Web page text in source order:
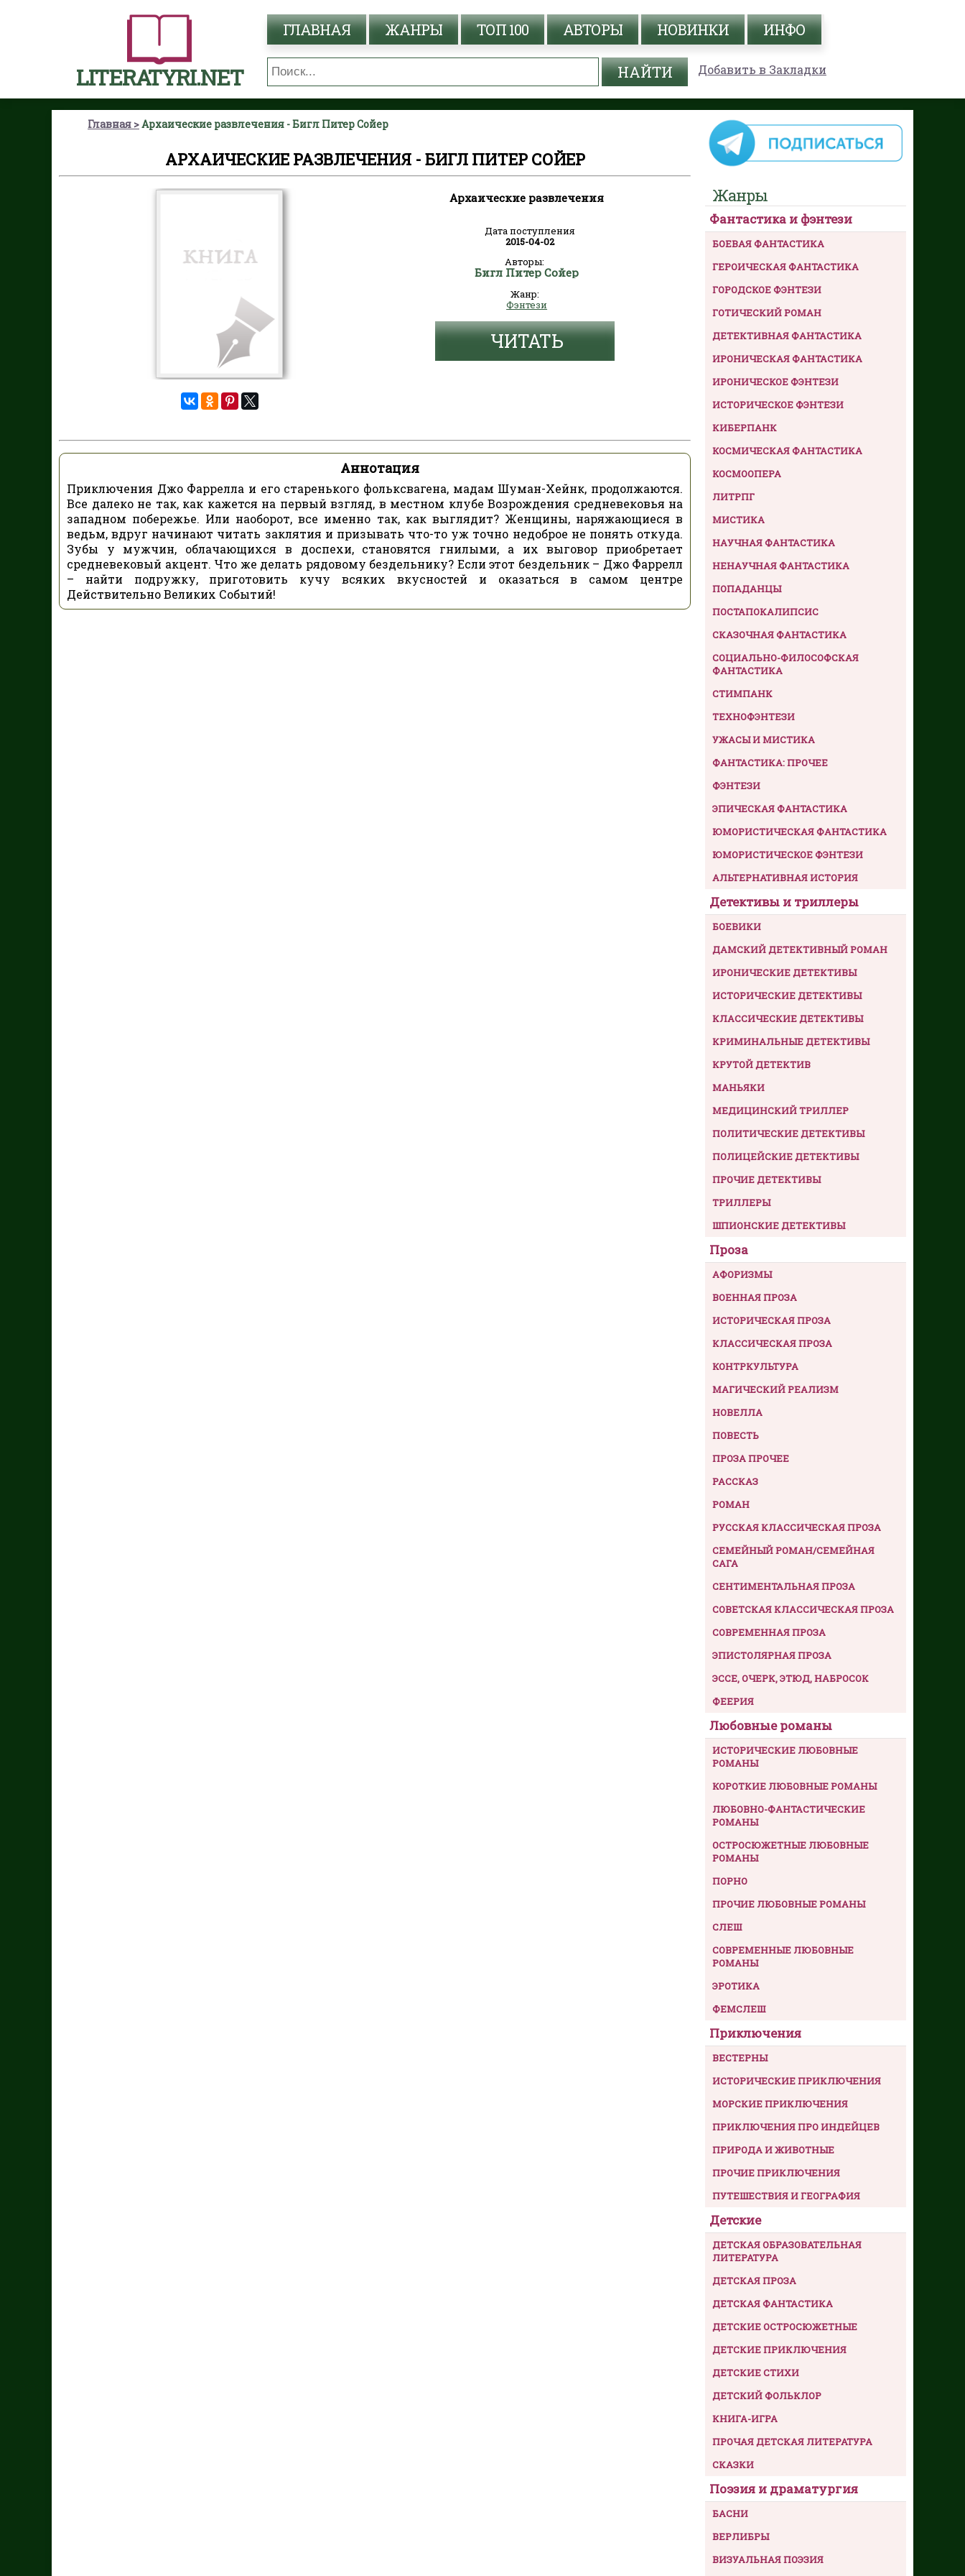
LITERATYRI.NET
ГЛАВНАЯ ЖАНРЫ ТОП 100 АВТОРЫ НОВИНКИ ИНФО
Добавить в Закладки
Главная Архаические развлечения - Бигл Питер Сойер
АРХАИЧЕСКИЕ РАЗВЛЕЧЕНИЯ - БИГЛ ПИТЕР СОЙЕР
Архаические развлечения
Дата поступления
2015-04-02
Авторы:
Бигл Питер Сойер
Жанр:
Фэнтези
ЧИТАТЬ
Аннотация
Приключения Джо Фаррелла и его старенького фольксвагена, мадам Шуман-Хейнк, продолжаются.
Все далеко не так, как кажется на первый взгляд, в местном клубе Возрождения средневековья на
западном побережье. Или наоборот, все именно так, как выглядит? Женщины, наряжающиеся в
ведьм, вдруг начинают читать заклятия и призывать что-то уж точно недоброе не понять откуда.
Зубы у мужчин, облачающихся в доспехи, становятся гнилыми, а их выговор приобретает
средневековый акцент. Что же делать рядовому бездельнику? Если этот бездельник – Джо Фаррелл
– найти подружку, приготовить кучу всяких вкусностей и оказаться в самом центре
Действительно Великих Событий!
Жанры
Фантастика и фэнтези
БОЕВАЯ ФАНТАСТИКА
ГЕРОИЧЕСКАЯ ФАНТАСТИКА
ГОРОДСКОЕ ФЭНТЕЗИ
ГОТИЧЕСКИЙ РОМАН
ДЕТЕКТИВНАЯ ФАНТАСТИКА
ИРОНИЧЕСКАЯ ФАНТАСТИКА
ИРОНИЧЕСКОЕ ФЭНТЕЗИ
ИСТОРИЧЕСКОЕ ФЭНТЕЗИ
КИБЕРПАНК
КОСМИЧЕСКАЯ ФАНТАСТИКА
КОСМООПЕРА
ЛИТРПГ
МИСТИКА
НАУЧНАЯ ФАНТАСТИКА
НЕНАУЧНАЯ ФАНТАСТИКА
ПОПАДАНЦЫ
ПОСТАПОКАЛИПСИС
СКАЗОЧНАЯ ФАНТАСТИКА
СОЦИАЛЬНО-ФИЛОСОФСКАЯ
ФАНТАСТИКА
СТИМПАНК
ТЕХНОФЭНТЕЗИ
УЖАСЫ И МИСТИКА
ФАНТАСТИКА: ПРОЧЕЕ
ФЭНТЕЗИ
ЭПИЧЕСКАЯ ФАНТАСТИКА
ЮМОРИСТИЧЕСКАЯ ФАНТАСТИКА
ЮМОРИСТИЧЕСКОЕ ФЭНТЕЗИ
АЛЬТЕРНАТИВНАЯ ИСТОРИЯ
Детективы и триллеры
БОЕВИКИ
ДАМСКИЙ ДЕТЕКТИВНЫЙ РОМАН
ИРОНИЧЕСКИЕ ДЕТЕКТИВЫ
ИСТОРИЧЕСКИЕ ДЕТЕКТИВЫ
КЛАССИЧЕСКИЕ ДЕТЕКТИВЫ
КРИМИНАЛЬНЫЕ ДЕТЕКТИВЫ
КРУТОЙ ДЕТЕКТИВ
МАНЬЯКИ
МЕДИЦИНСКИЙ ТРИЛЛЕР
ПОЛИТИЧЕСКИЕ ДЕТЕКТИВЫ
ПОЛИЦЕЙСКИЕ ДЕТЕКТИВЫ
ПРОЧИЕ ДЕТЕКТИВЫ
ТРИЛЛЕРЫ
ШПИОНСКИЕ ДЕТЕКТИВЫ
Проза
АФОРИЗМЫ
ВОЕННАЯ ПРОЗА
ИСТОРИЧЕСКАЯ ПРОЗА
КЛАССИЧЕСКАЯ ПРОЗА
КОНТРКУЛЬТУРА
МАГИЧЕСКИЙ РЕАЛИЗМ
НОВЕЛЛА
ПОВЕСТЬ
ПРОЗА ПРОЧЕЕ
РАССКАЗ
РОМАН
РУССКАЯ КЛАССИЧЕСКАЯ ПРОЗА
СЕМЕЙНЫЙ РОМАН/СЕМЕЙНАЯ
САГА
СЕНТИМЕНТАЛЬНАЯ ПРОЗА
СОВЕТСКАЯ КЛАССИЧЕСКАЯ ПРОЗА
СОВРЕМЕННАЯ ПРОЗА
ЭПИСТОЛЯРНАЯ ПРОЗА
ЭССЕ, ОЧЕРК, ЭТЮД, НАБРОСОК
ФЕЕРИЯ
Любовные романы
ИСТОРИЧЕСКИЕ ЛЮБОВНЫЕ
РОМАНЫ
КОРОТКИЕ ЛЮБОВНЫЕ РОМАНЫ
ЛЮБОВНО-ФАНТАСТИЧЕСКИЕ
РОМАНЫ
ОСТРОСЮЖЕТНЫЕ ЛЮБОВНЫЕ
РОМАНЫ
ПОРНО
ПРОЧИЕ ЛЮБОВНЫЕ РОМАНЫ
СЛЕШ
СОВРЕМЕННЫЕ ЛЮБОВНЫЕ
РОМАНЫ
ЭРОТИКА
ФЕМСЛЕШ
Приключения
ВЕСТЕРНЫ
ИСТОРИЧЕСКИЕ ПРИКЛЮЧЕНИЯ
МОРСКИЕ ПРИКЛЮЧЕНИЯ
ПРИКЛЮЧЕНИЯ ПРО ИНДЕЙЦЕВ
ПРИРОДА И ЖИВОТНЫЕ
ПРОЧИЕ ПРИКЛЮЧЕНИЯ
ПУТЕШЕСТВИЯ И ГЕОГРАФИЯ
Детские
ДЕТСКАЯ ОБРАЗОВАТЕЛЬНАЯ
ЛИТЕРАТУРА
ДЕТСКАЯ ПРОЗА
ДЕТСКАЯ ФАНТАСТИКА
ДЕТСКИЕ ОСТРОСЮЖЕТНЫЕ
ДЕТСКИЕ ПРИКЛЮЧЕНИЯ
ДЕТСКИЕ СТИХИ
ДЕТСКИЙ ФОЛЬКЛОР
КНИГА-ИГРА
ПРОЧАЯ ДЕТСКАЯ ЛИТЕРАТУРА
СКАЗКИ
Поэзия и драматургия
БАСНИ
ВЕРЛИБРЫ
ВИЗУАЛЬНАЯ ПОЭЗИЯ